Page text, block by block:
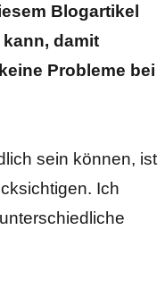
Blogartikel
damit
Probleme bei
sein können, ist
Ich